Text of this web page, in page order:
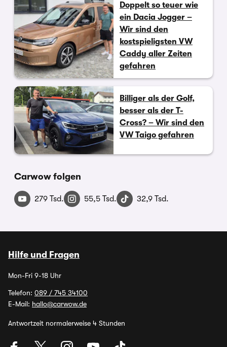
Doppelt so teuer wie
ein Dacia Jogger –
Wir sind den
kostspieligsten VW
Caddy aller Zeiten
gefahren
Billiger als der Golf,
besser als der T-
Cross? – Wir sind den
VW Taigo gefahren
Carwow folgen
279 Tsd. 55,5 Tsd. 32,9 Tsd.
Hilfe und Fragen
Mon-Fri 9-18 Uhr
Telefon: 089 / 745 34100
E-Mail: hallo@carwow.de
Antwortzeit normalerweise 4 Stunden